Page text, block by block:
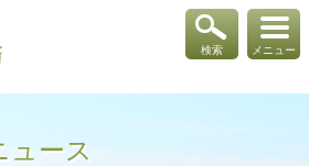
メニュー
検索
ュース